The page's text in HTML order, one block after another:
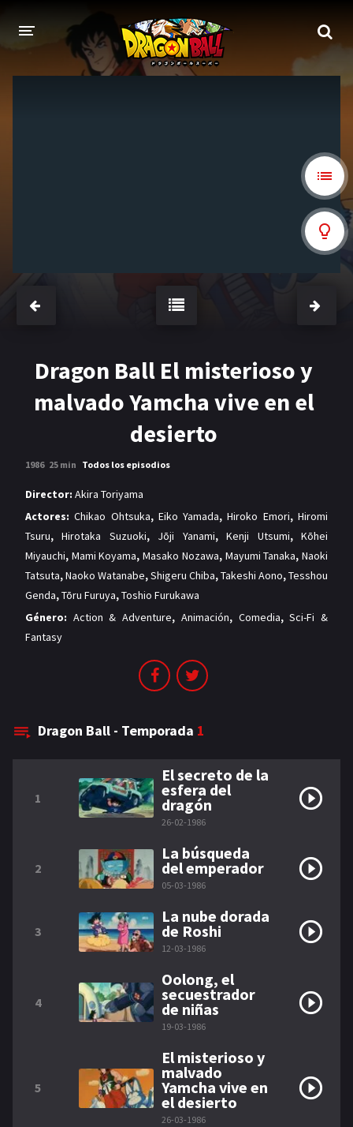
PELÍCULAS
MANGAS
Dragon Ball El misterioso y
malvado Yamcha vive en el
desierto
1986 25 min Todos los episodios
Director: Akira Toriyama
Actores: Chikao Ohtsuka, Eiko Yamada,Hiroko Emori,Hiromi
Tsuru,Hirotaka Suzuoki, Jōji Yanami,Kenji Utsumi,Kōhei
Miyauchi, Mami Koyama,Masako Nozawa, Mayumi Tanaka,Naoki
Tatsuta,Naoko Watanabe,Shigeru Chiba,Takeshi Aono,Tesshou
Genda,Tōru Furuya,Toshio Furukawa
Género: Action & Adventure, Animación, Comedia,Sci-Fi &
Fantasy
Dragon Ball - Temporada 1
1
El secreto de la
esfera del
dragón
26-02-1986
2
La búsqueda
del emperador
05-03-1986
3
La nube dorada
de Roshi
12-03-1986
4
Oolong, el
secuestrador
de niñas
19-03-1986
5
El misterioso y
malvado
Yamcha vive en
el desierto
26-03-1986